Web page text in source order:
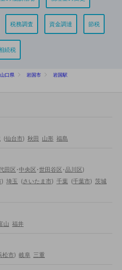
税務調査 資金調達 節税
続税
山口県 岩国市
岩国駅
(仙台市) 秋田 山形 福島
田区・中央区・世田谷区・品川区)
) 埼玉 (さいたま市) 千葉 (千葉市) 茨城
山 福井
松市) 岐阜 三重